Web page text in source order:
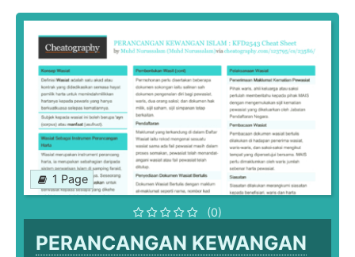
1 Page
(0)
PERANCANGAN KEWANGAN